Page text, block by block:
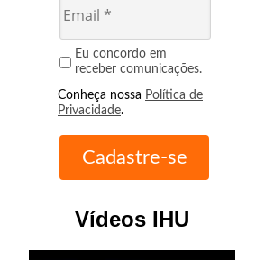
Eu concordo em
receber comunicações.
Conheça nossa Política de
Privacidade.
Vídeos IHU